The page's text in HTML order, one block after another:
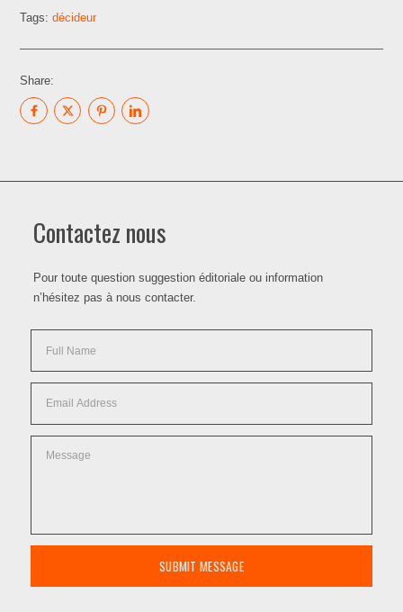
Tags:décideur
Share:
Contactez nous
Pour toute question suggestion éditoriale ou information
n’hésitez pas à nous contacter.
SUBMIT MESSAGE